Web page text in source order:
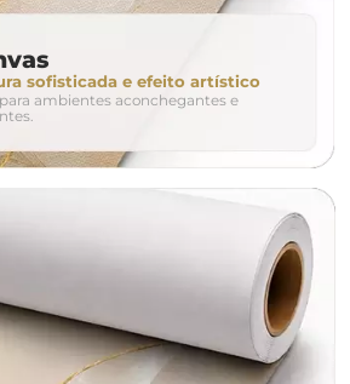
conjunto
avulso duo
para o seu ambiente é
sofisticada e efeito artístico
ambientes aconchegantes e